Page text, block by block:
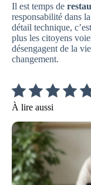
Il est temps de
responsabilité dans
détail technique,
plus les citoyens
désengagent de la
changement.
À lire aussi